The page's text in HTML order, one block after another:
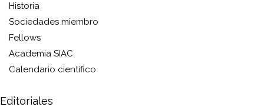
Historia
Sociedades miembro
Fellows
Academia SIAC
Calendario científico
Editoriales